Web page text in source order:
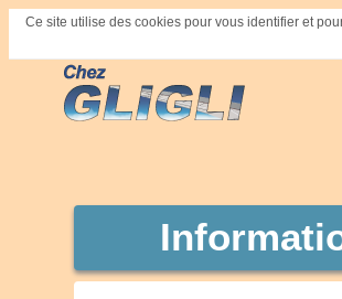
Ce site utilise des cookies pour vous identifier et